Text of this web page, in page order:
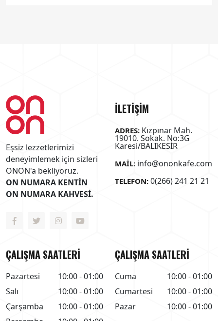
Eşsiz lezzetlerimizi
deneyimlemek için sizleri
ONON'a bekliyoruz.
ON NUMARA KENTİN
ON NUMARA KAHVESİ.
İLETİŞİM
ADRES: Kızpınar Mah.
19010. Sokak. No:3G
Karesi/BALIKESİR
MAIL: info@ononkafe.com
TELEFON: 0(266) 241 21 21
ÇALIŞMA SAATLERİ
Pazartesi
10:00 - 01:00
Salı
10:00 - 01:00
Çarşamba
10:00 - 01:00
ÇALIŞMA SAATLERİ
Cuma
10:00 - 01:00
Cumartesi
10:00 - 01:00
Pazar
10:00 - 01:00